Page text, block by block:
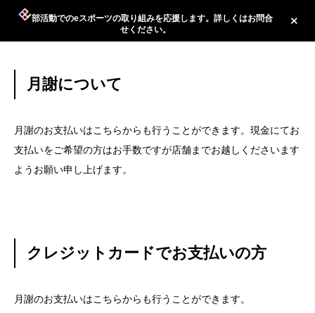
部活動でのeスポーツの取り組みを応援します。詳しくはお問合
せください。
月謝について
月謝のお支払いはこちらからも行うことができます。現金にてお
支払いをご希望の方はお手数ですが店舗までお越しくださいます
ようお願い申し上げます。
クレジットカードでお支払いの方
月謝のお支払いはこちらからも行うことができます。